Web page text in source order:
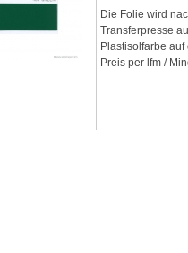
Die Folie wird
Transferpresse
Plastisolfarbe auf
Preis per lfm /